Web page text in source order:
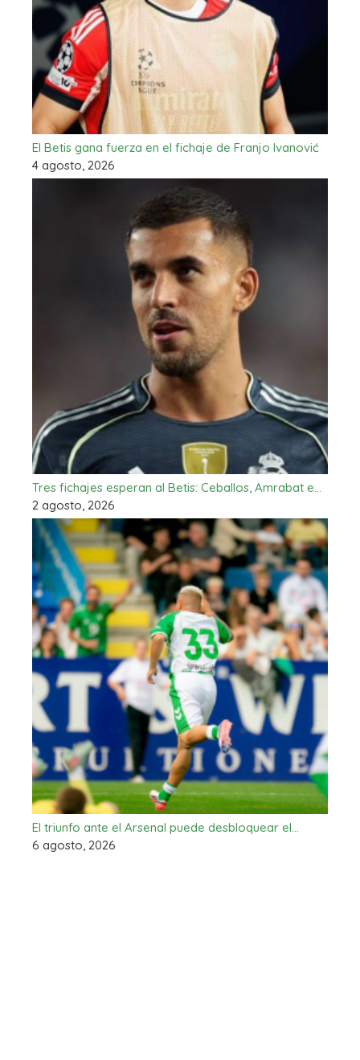
El Betis gana fuerza en el fichaje de Franjo Ivanović
4 agosto, 2026
Tres fichajes esperan al Betis: Ceballos, Amrabat e…
2 agosto, 2026
El triunfo ante el Arsenal puede desbloquear el…
6 agosto, 2026